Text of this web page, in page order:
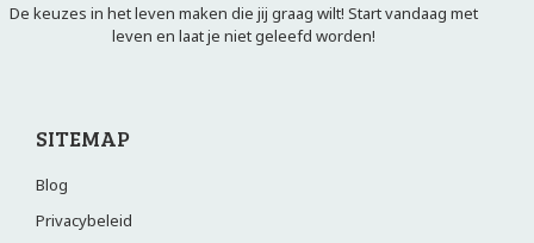
De keuzes in het leven maken die jij graag wilt! Start vandaag met
leven en laat je niet geleefd worden!
SITEMAP
Blog
Privacybeleid